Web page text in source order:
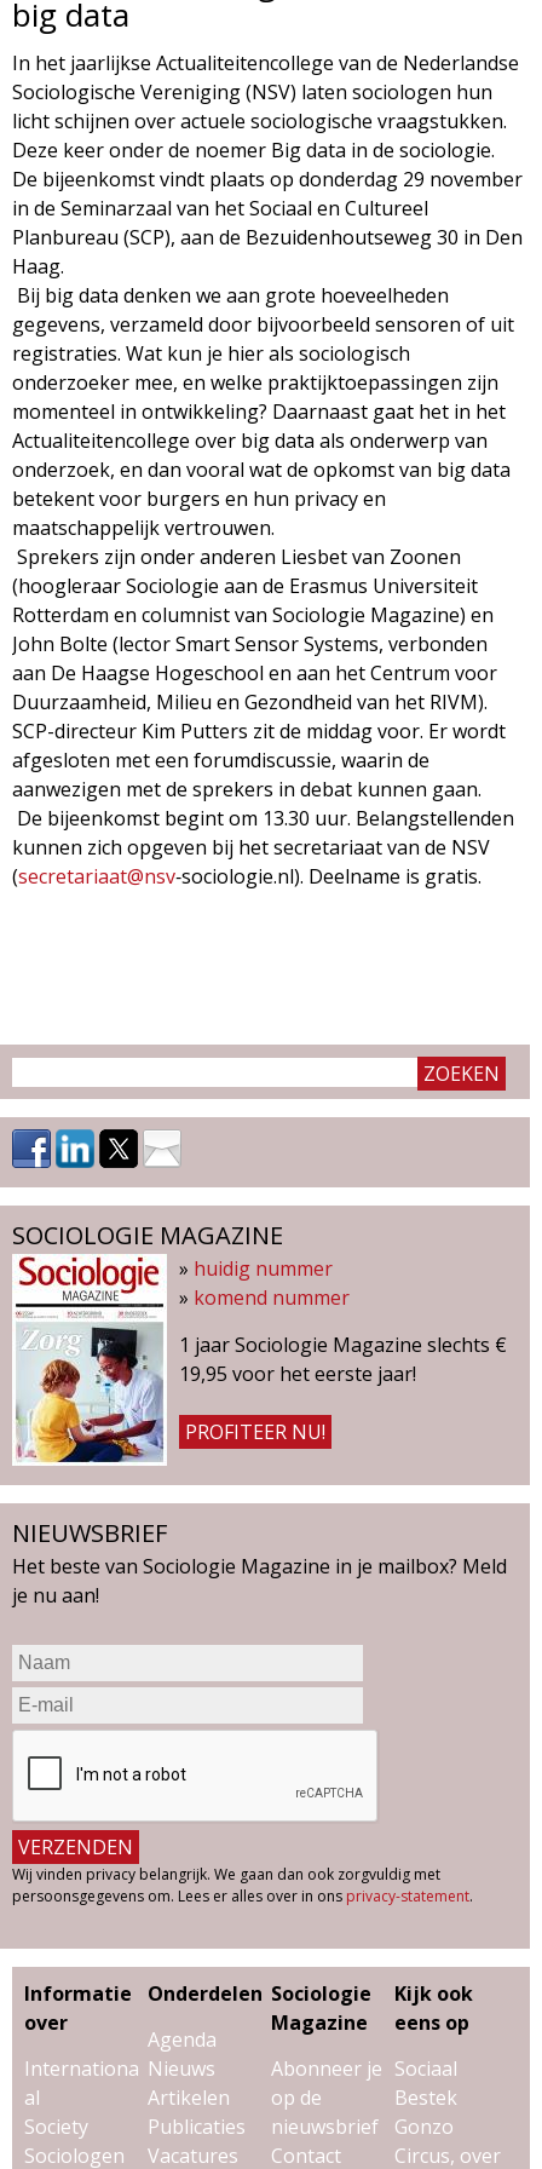
i
o
l
o
g
i
e
M
a
g
a
z
i
n
e
d
m
e
n
u
big data
In het jaarlijkse Actualiteitencollege van de Nederlandse
Sociologische Vereniging (NSV) laten sociologen hun
licht schijnen over actuele sociologische vraagstukken.
Deze keer onder de noemer Big data in de sociologie.
De bijeenkomst vindt plaats op donderdag 29 november
in de Seminarzaal van het Sociaal en Cultureel
Planbureau (SCP), aan de Bezuidenhoutseweg 30 in Den
Haag.
Bij big data denken we aan grote hoeveelheden
gegevens, verzameld door bijvoorbeeld sensoren of uit
registraties. Wat kun je hier als sociologisch
onderzoeker mee, en welke praktijktoepassingen zijn
momenteel in ontwikkeling? Daarnaast gaat het in het
Actualiteitencollege over big data als onderwerp van
onderzoek, en dan vooral wat de opkomst van big data
betekent voor burgers en hun privacy en
maatschappelijk vertrouwen.
Sprekers zijn onder anderen Liesbet van Zoonen
(hoogleraar Sociologie aan de Erasmus Universiteit
Rotterdam en columnist van Sociologie Magazine) en
John Bolte (lector Smart Sensor Systems, verbonden
aan De Haagse Hogeschool en aan het Centrum voor
Duurzaamheid, Milieu en Gezondheid van het RIVM).
SCP-directeur Kim Putters zit de middag voor. Er wordt
afgesloten met een forumdiscussie, waarin de
aanwezigen met de sprekers in debat kunnen gaan.
De bijeenkomst begint om 13.30 uur. Belangstellenden
kunnen zich opgeven bij het secretariaat van de NSV
(secretariaat@nsv‐sociologie.nl). Deelname is gratis.
SOCIOLOGIE MAGAZINE
» huidig nummer
» komend nummer
1 jaar Sociologie Magazine slechts €
19,95 voor het eerste jaar!
PROFITEER NU!
NIEUWSBRIEF
Het beste van Sociologie Magazine in je mailbox? Meld
je nu aan!
Wij vinden privacy belangrijk. We gaan dan ook zorgvuldig met
persoonsgegevens om. Lees er alles over in ons privacy-statement.
Informatie
over
Internationa
al
Society
Sociologen
Onderdelen
Agenda
Nieuws
Artikelen
Publicaties
Vacatures
Sociologie
Magazine
Abonneer je
op de
nieuwsbrief
Contact
Kijk ook
eens op
Sociaal
Bestek
Gonzo
Circus, over